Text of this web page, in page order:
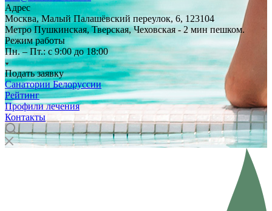
Адрес
Москва, Малый Палашёвский переулок, 6, 123104
Метро Пушкинская, Тверская, Чеховская - 2 мин пешком.
Режим работы
Пн. – Пт.: с 9:00 до 18:00
Подать заявку
Санатории Белоруссии
Рейтинг
Профили лечения
Контакты